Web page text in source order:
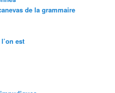
de la grammaire
est